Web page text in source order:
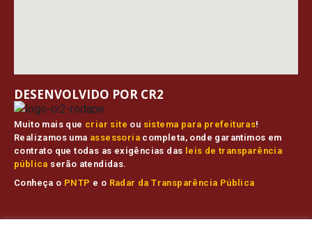
Muito mais que criar site ou sistema para prefeituras!
Realizamos uma assessoria completa, onde garantimos em
contrato que todas as exigências das leis de transparência
pública serão atendidas.
Conheça o PNTP e o Radar da Transparência Pública
DESENVOLVIDO POR CR2